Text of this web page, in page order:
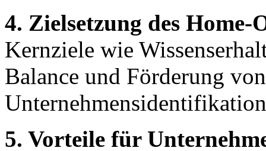
4. Zielsetzung des Home-
Kernziele wie
Balance und Förderung
5. Vorteile für